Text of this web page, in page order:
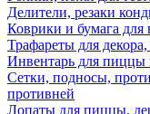
Делители, резаки
Коврики и бумага
Трафареты для
Инвентарь для пиццы
Сетки, подносы,
противней
Лопаты для пиццы,